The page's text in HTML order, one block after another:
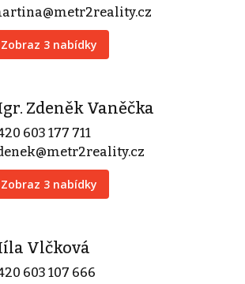
Zobraz 3 nabídky
Zdeněk Vaněčka
603 177 711
Zobraz 3 nabídky
Vlčková
603 107 666